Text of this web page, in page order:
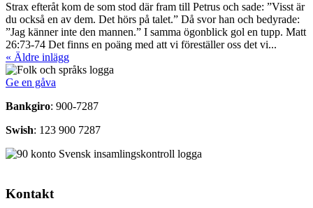
Strax efteråt kom de som stod där fram till Petrus och sade: ”Visst är
du också en av dem. Det hörs på talet.” Då svor han och bedyrade:
”Jag känner inte den mannen.” I samma ögonblick gol en tupp. Matt
26:73-74 Det finns en poäng med att vi föreställer oss det vi...
« Äldre inlägg
Ge en gåva
Bankgiro: 900-7287
Swish: 123 900 7287
Kontakt